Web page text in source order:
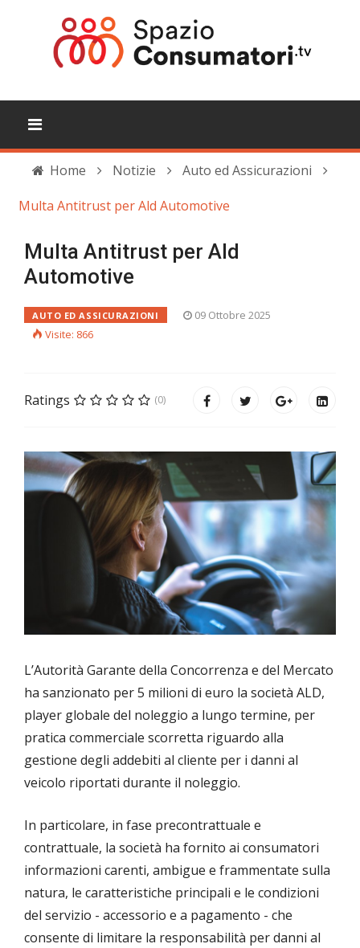
Home Notizie
Auto ed Assicurazioni
Multa Antitrust per Ald Automotive
Multa Antitrust per Ald
Automotive
AUTO ED ASSICURAZIONI
09 Ottobre 2025
Visite: 866
Ratings (0)
L’Autorità Garante della Concorrenza e del Mercato
ha sanzionato per 5 milioni di euro la società ALD,
player globale del noleggio a lungo termine, per
pratica commerciale scorretta riguardo alla
gestione degli addebiti al cliente per i danni al
veicolo riportati durante il noleggio.
In particolare, in fase precontrattuale e
contrattuale, la società ha fornito ai consumatori
informazioni carenti, ambigue e frammentate sulla
natura, le caratteristiche principali e le condizioni
del servizio - accessorio e a pagamento - che
consente di limitare la responsabilità per danni al